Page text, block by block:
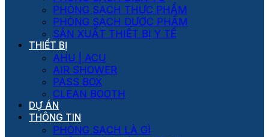
PHÒNG SẠCH THỰC PHẨM
PHÒNG SẠCH DƯỢC PHẨM
SẢN XUẤT THIẾT BỊ Y TẾ
THIẾT BỊ
AHU | ACU
AIR SHOWER
PASS BOX
CLEAN BOOTH
DỰ ÁN
THÔNG TIN
PHÒNG SẠCH LÀ GÌ